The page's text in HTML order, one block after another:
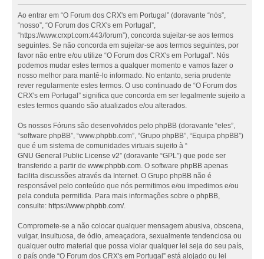
Ao entrar em “O Forum dos CRX's em Portugal” (doravante “nós”,
“nosso”, “O Forum dos CRX's em Portugal”,
“https://www.crxpt.com:443/forum”), concorda sujeitar-se aos termos
seguintes. Se não concorda em sujeitar-se aos termos seguintes, por
favor não entre e/ou utilize “O Forum dos CRX's em Portugal”. Nós
podemos mudar estes termos a qualquer momento e vamos fazer o
nosso melhor para mantê-lo informado. No entanto, seria prudente
rever regularmente estes termos. O uso continuado de “O Forum dos
CRX's em Portugal” significa que concorda em ser legalmente sujeito a
estes termos quando são atualizados e/ou alterados.
Os nossos Fóruns são desenvolvidos pelo phpBB (doravante “eles”,
“software phpBB”, “www.phpbb.com”, “Grupo phpBB”, “Equipa phpBB”)
que é um sistema de comunidades virtuais sujeito à “
GNU General Public License v2” (doravante “GPL”) que pode ser
transferido a partir de www.phpbb.com. O software phpBB apenas
facilita discussões através da Internet. O Grupo phpBB não é
responsável pelo conteúdo que nós permitimos e/ou impedimos e/ou
pela conduta permitida. Para mais informações sobre o phpBB,
consulte: https://www.phpbb.com/.
Compromete-se a não colocar qualquer mensagem abusiva, obscena,
vulgar, insultuosa, de ódio, ameaçadora, sexualmente tendenciosa ou
qualquer outro material que possa violar qualquer lei seja do seu país,
o país onde “O Forum dos CRX's em Portugal” está alojado ou lei